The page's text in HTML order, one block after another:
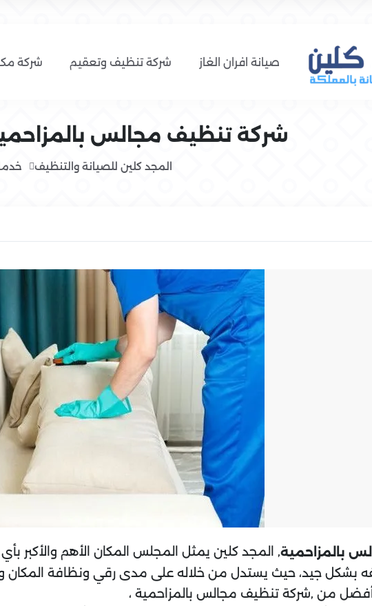
صيانة افران الغاز شركة تنظيف وتعقيم شركة
شركة تنظيف مجالس بالمزاحمية |
المجد كلين للصيانة والتنظيف
بالمزاحمية, المجد كلين يمثل المجلس المكان الأهم والأكبر
بشكل جيد، حيث يستدل من خلاله على مدى رقي ونظافة
من ,شركة تنظيف مجالس بالمزاحمية ،